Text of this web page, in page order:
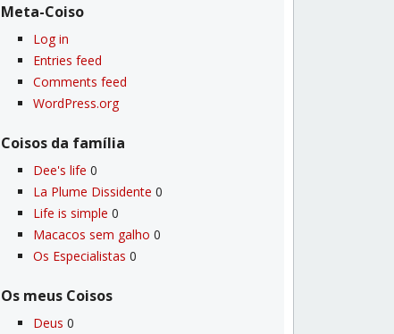
Meta-Coiso
Log in
Entries feed
Comments feed
WordPress.org
Coisos da famí­lia
Dee's life 0
La Plume Dissidente 0
Life is simple 0
Macacos sem galho 0
Os Especialistas 0
Os meus Coisos
Deus 0